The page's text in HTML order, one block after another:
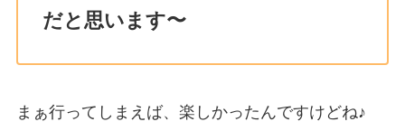
だと思います〜
まぁ行ってしまえば、楽しかったんですけどね♪